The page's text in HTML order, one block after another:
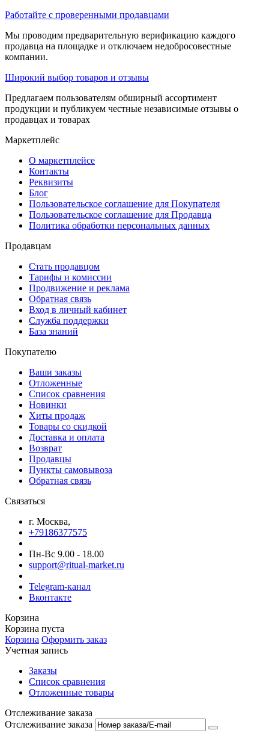
Работайте с проверенными продавцами
Мы проводим предварительную верификацию каждого
продавца на площадке и отключаем недобросовестные
компании.
Широкий выбор товаров и отзывы
Предлагаем пользователям обширный ассортимент
продукции и публикуем честные независимые отзывы о
продавцах и товарах
Маркетплейс
О маркетплейсе
Контакты
Реквизиты
Блог
Пользовательское соглашение для Покупателя
Пользовательское соглашение для Продавца
Политика обработки персональных данных
Продавцам
Стать продавцом
Тарифы и комиссии
Продвижение и реклама
Обратная связь
Вход в личный кабинет
Служба поддержки
База знаний
Покупателю
Ваши заказы
Отложенные
Список сравнения
Новинки
Хиты продаж
Товары со скидкой
Доставка и оплата
Возврат
Продавцы
Пункты самовывоза
Обратная связь
Связаться
г. Москва,
+79186377575
Пн-Вс 9.00 - 18.00
support@ritual-market.ru
Telegram-канал
Вконтакте
Корзина
Корзина пуста
Корзина Оформить заказ
Учетная запись
Заказы
Список сравнения
Отложенные товары
Отслеживание заказа
Отслеживание заказа